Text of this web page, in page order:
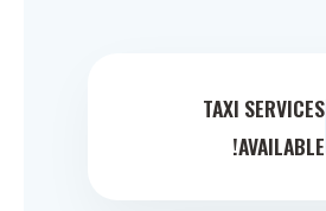
TAXI SERVICES
AVAILABLE!